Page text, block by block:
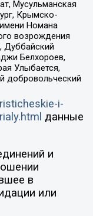
Мусульманская
Крымско-
Номана
возрождения
Дуббайский
Белхороев,
Улыбается,
добровольческий
i-
данные
и
в
или